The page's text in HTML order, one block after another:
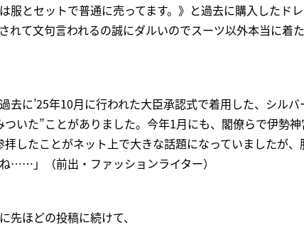
服とセットで普通に売ってます。》と過去に購入したド
れて文句言われるの誠にダルいのでスーツ以外本当に着
去に’25年10月に行われた大臣承認式で着用した、シル
ついた”ことがありました。今年1月にも、閣僚らで伊勢
拝したことがネット上で大きな話題になっていましたが
……」（前出・ファッションライター）
先ほどの投稿に続けて、